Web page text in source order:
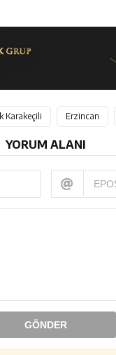
Karakeçili Erzincan
YORUM ALANI
GÖNDER